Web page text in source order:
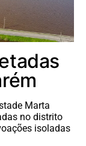
Marta
no distrito
isoladas